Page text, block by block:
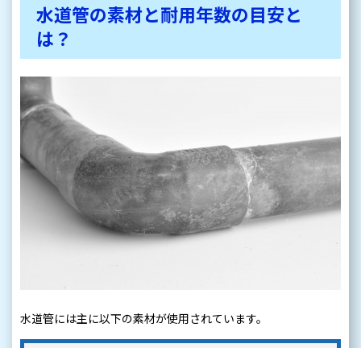
水道管の素材と耐用年数の目安と
は？
水道管には主に以下の素材が使用されています。